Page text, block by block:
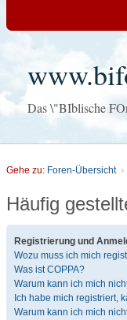
Das \"BIblische
Gehe zu: Foren-Übersicht
Häufig
Registrierung und
Wozu muss ich mich
Was ist COPPA?
Warum kann ich mich
Ich habe mich registriert,
Warum kann ich mich